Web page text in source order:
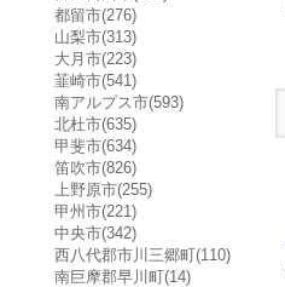
都留市(276)
山梨市(313)
大月市(223)
韮崎市(541)
南アルプス市(593)
北杜市(635)
甲斐市(634)
笛吹市(826)
上野原市(255)
甲州市(221)
中央市(342)
西八代郡市川三郷町(110)
南巨摩郡早川町(14)